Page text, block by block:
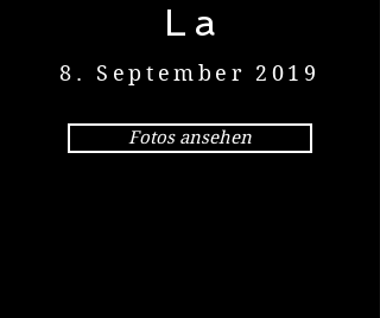
La
8. September 2019
Fotos ansehen